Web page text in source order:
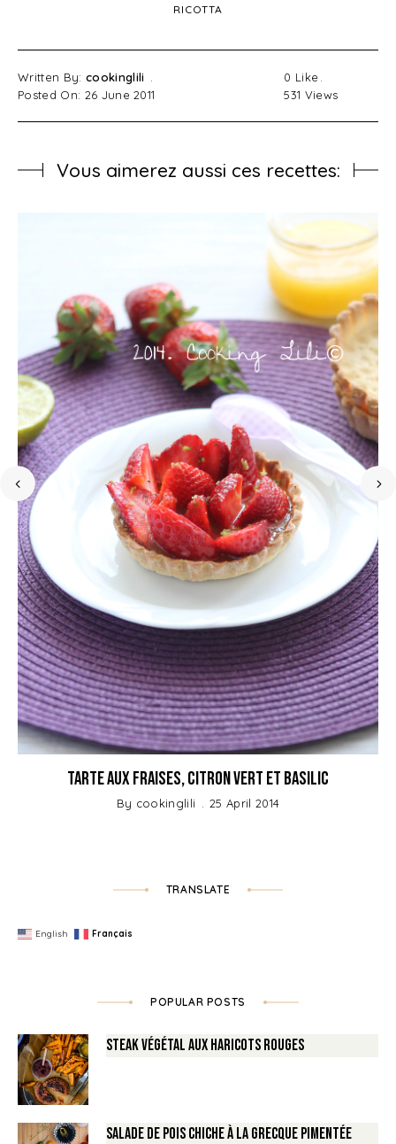
RICOTTA
Written By: cookinglili
Posted On: 26 June 2011
0 Like
531 Views
Vous aimerez aussi ces recettes:
Tarte aux Fraises, Citron vert et Basilic
By cookinglili 25 April 2014
TRANSLATE
English Français
POPULAR POSTS
Steak végétal aux haricots rouges
Salade de Pois chiche à la Grecque pimentée